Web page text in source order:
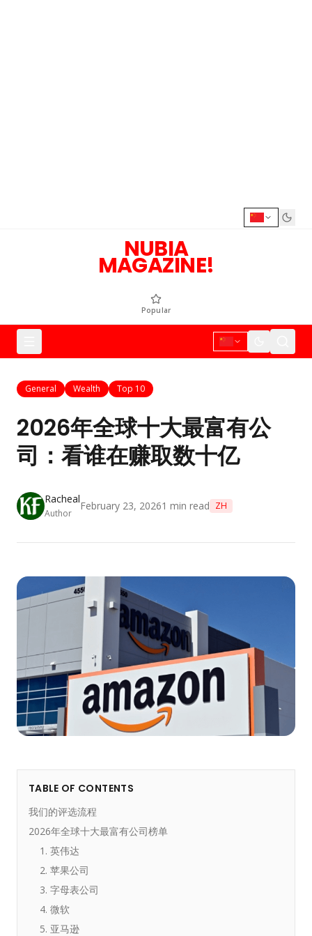
NUBIA
MAGAZINE!
Popular
General Wealth Top 10
2026年全球十大最富有公
司：看谁在赚取数十亿
Racheal
Author
February 23, 20261 min read ZH
TABLE OF CONTENTS
我们的评选流程
2026年全球十大最富有公司榜单
1. 英伟达
2. 苹果公司
3. 字母表公司
4. 微软
5. 亚马逊